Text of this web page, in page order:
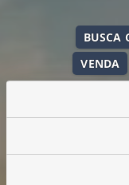
VENDA
BUSCA